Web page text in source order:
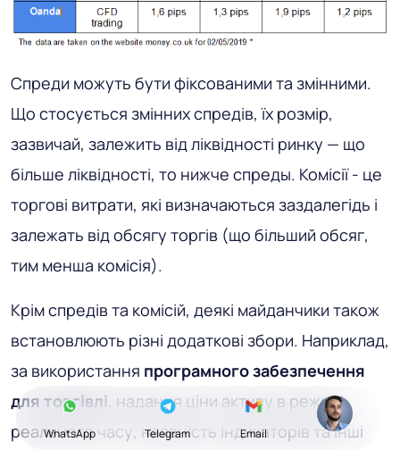
Спреди можуть бути фіксованими та змінними.
Що стосується змінних спредів, їх розмір,
зазвичай, залежить від ліквідності ринку — що
більше ліквідності, то нижче спреды. Комісії - це
торгові витрати, які визначаються заздалегідь і
залежать від обсягу торгів (що більший обсяг,
тим менша комісія).
Крім спредів та комісій, деякі майданчики також
встановлюють різні додаткові збори. Наприклад,
за використання програмного забезпечення
для торгівлі, надання ціни активу в режимі
реального часу, наявність індикаторів та інші
WhatsApp Telegram Email